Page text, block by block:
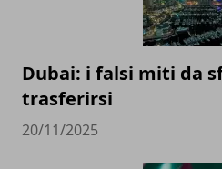
Dubai: i falsi miti da
trasferirsi
20/11/2025